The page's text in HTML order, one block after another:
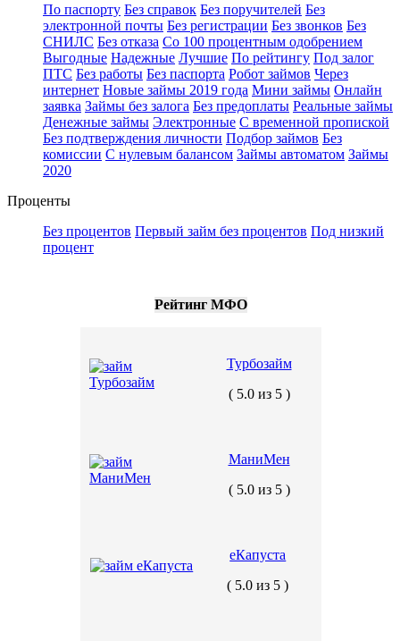
По паспорту Без справок Без поручителей Без
электронной почты Без регистрации Без звонков Без
СНИЛС Без отказа Со 100 процентным одобрением
Выгодные Надежные Лучшие По рейтингу Под залог
ПТС Без работы Без паспорта Робот займов Через
интернет Новые займы 2019 года Мини займы Онлайн
заявка Займы без залога Без предоплаты Реальные займы
Денежные займы Электронные С временной пропиской
Без подтверждения личности Подбор займов Без
комиссии С нулевым балансом Займы автоматом Займы
2020
Проценты
Без процентов Первый займ без процентов Под низкий
процент
Рейтинг МФО
Турбозайм
( 5.0 из 5 )
МаниМен
( 5.0 из 5 )
еКапуста
( 5.0 из 5 )